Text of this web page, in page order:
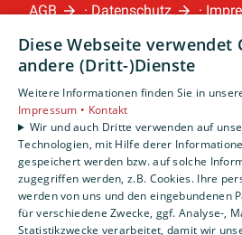
AGB
·Datenschutz ·
Privatkunden
Gewerbekunden
Karriere
Unternehmen
Standorte
Diese Webseite verwendet
andere (Dritt-)Dienste
Weitere Informationen finden Sie in
Impressum • Kontakt
Wir und auch Dritte verwenden auf
Technologien, mit Hilfe derer
gespeichert werden bzw. auf solche
zugegriffen werden, z.B. Cookies. Ihre
werden von uns und den eingebundenen
für verschiedene Zwecke, ggf. Analyse-,
Statistikzwecke verarbeitet, damit wir